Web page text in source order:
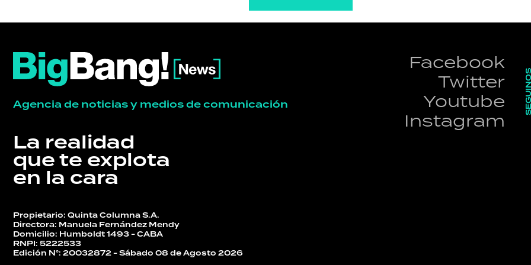
Agencia de noticias y medios de comunicación
La realidad
que te explota
en la cara
Facebook
Twitter
Youtube
Instagram
Propietario: Quinta Columna S.A.
Directora: Manuela Fernández Mendy
Domicilio: Humboldt 1493 - CABA
RNPI: 5222533
Edición N°: 20032872 - Sábado 08 de Agosto 2026